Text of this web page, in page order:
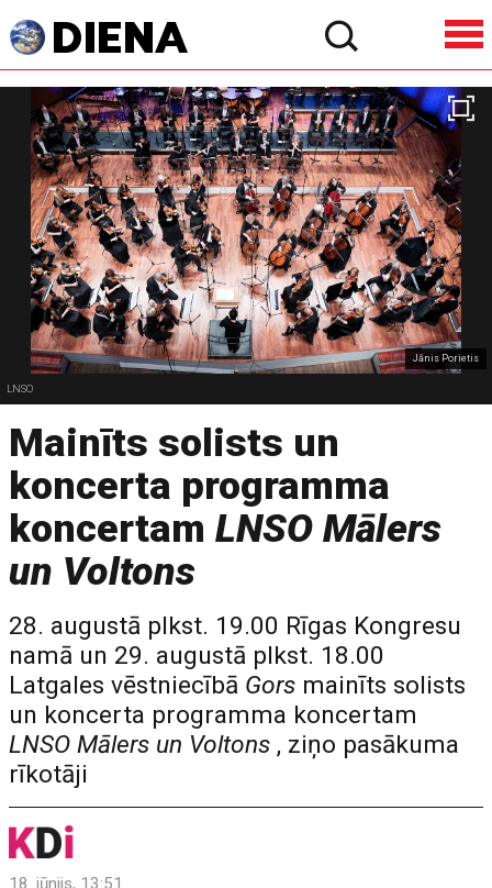
Jānis Porietis
LNSO
Mainīts solists un
koncerta programma
koncertamLNSO Mālers
un Voltons
28. augustā plkst. 19.00 Rīgas Kongresu
namā un 29. augustā plkst. 18.00
Latgales vēstniecībā Gors mainīts solists
un koncerta programma koncertam
LNSO Mālers un Voltons , ziņo pasākuma
rīkotāji
18. jūnijs, 13:51